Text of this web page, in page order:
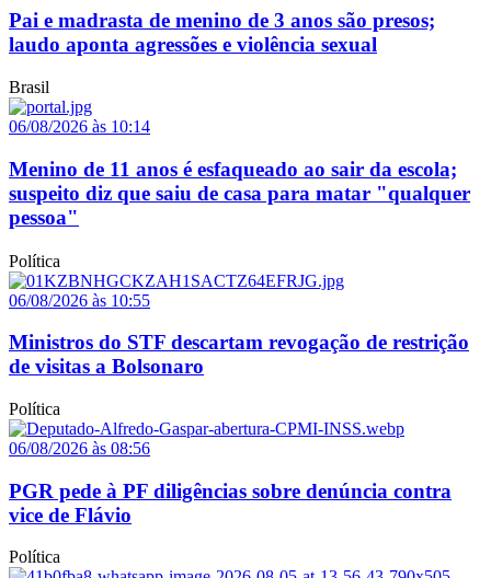
Pai e madrasta de menino de 3 anos são presos;
laudo aponta agressões e violência sexual
Brasil
06/08/2026 às 10:14
Menino de 11 anos é esfaqueado ao sair da escola;
suspeito diz que saiu de casa para matar "qualquer
pessoa"
Política
06/08/2026 às 10:55
Ministros do STF descartam revogação de restrição
de visitas a Bolsonaro
Política
06/08/2026 às 08:56
PGR pede à PF diligências sobre denúncia contra
vice de Flávio
Política